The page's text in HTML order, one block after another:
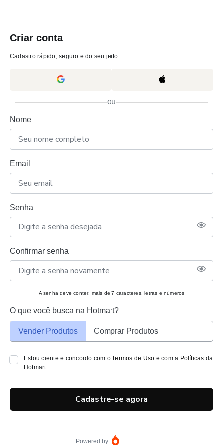
Criar conta
Cadastro rápido, seguro e do seu jeito.
ou
Nome
Email
Senha
Confirmar senha
A senha deve conter: mais de 7 caracteres, letras e números
O que você busca na Hotmart?
Vender Produtos Comprar Produtos
Estou ciente e concordo com oTermos de Uso e com a Políticas da
Hotmart.
Cadastre-se agora
Powered by